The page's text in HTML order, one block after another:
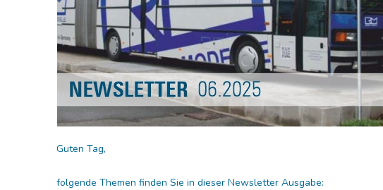
□ Auslieferung 10.2025
□ Auslieferung 09.2025
□ Auslieferung 08.2025
□ Auslieferung 07.2025
□ Auslieferung 06.2025
□ Auslieferung 05.2025
□ Auslieferung 02.2025
Guten Tag,
folgende Themen finden Sie in dieser Newsletter Ausgabe: